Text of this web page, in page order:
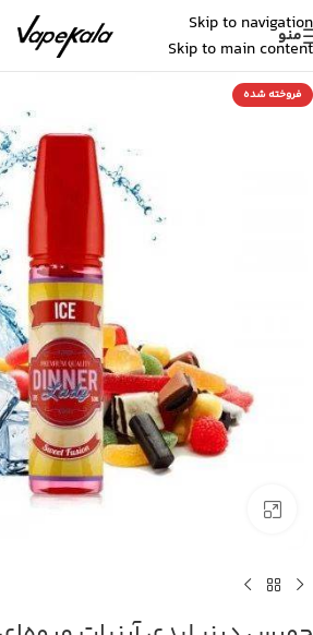
Skip to navigation
Skip to main content
منو
فروخته شده
برای بزرگنمایی کلیک کنید